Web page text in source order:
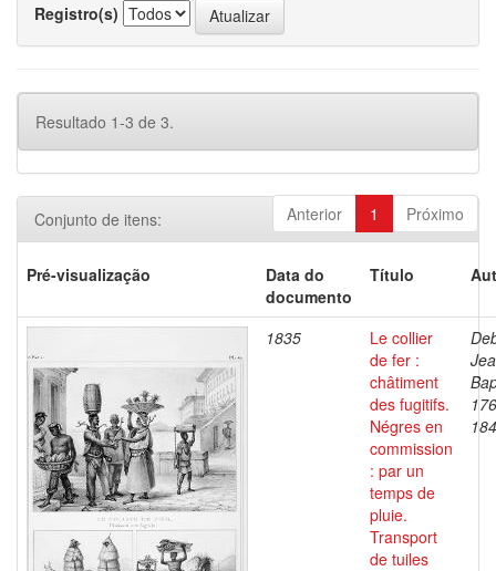
Registro(s)
Resultado 1-3 de 3.
Anterior 1 Próximo
Conjunto de itens:
Pré-visualização
Data do
documento
Título
1835
Le collier
de fer :
châtiment
des fugitifs.
Négres en
commission
: par un
temps de
pluie.
Transport
de tuiles